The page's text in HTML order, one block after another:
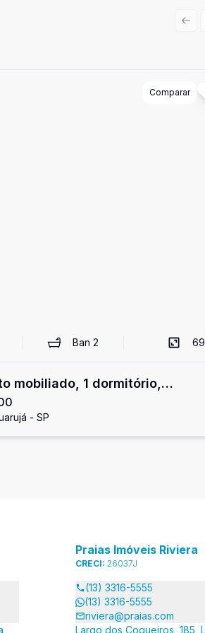
Comparar
Ban 2 69
mobiliado, 1 dormitório,
- SP
Praias Imóveis Riviera
CRECI: 26037J
(13) 3316-5555
(13) 3316-5555
riviera@praias.com
Largo dos Coqueiros, 185,